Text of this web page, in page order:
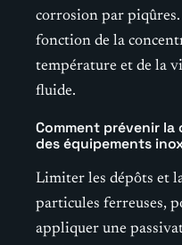
corrosion par piqûres.
fonction de la
température et de la
fluide.
Comment prévenir
des équipements
Limiter les dépôts et
particules ferreuses,
appliquer une